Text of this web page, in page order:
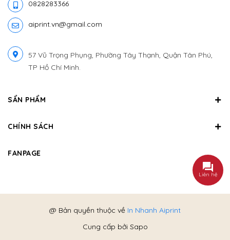
0828283366
aiprint.vn@gmail.com
57 Vũ Trọng Phụng, Phường Tây Thạnh, Quận Tân Phú,
TP Hồ Chí Minh.
SẨN PHẨM
CHÍNH SÁCH
FANPAGE
@ Bản quyền thuộc về In Nhanh Aiprint
Cung cấp bởi Sapo
Liên hệ